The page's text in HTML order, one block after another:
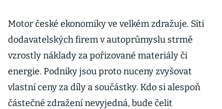
Motor české ekonomiky ve velkém zdražuje. Síti
dodavatelských firem v autoprůmyslu strmě
vzrostly náklady za pořizované materiály či
energie. Podniky jsou proto nuceny zvyšovat
vlastní ceny za díly a součástky. Kdo si alespoň
částečné zdražení nevyjedná, bude čelit